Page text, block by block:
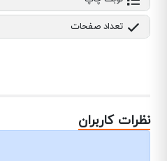
تعداد صفحات
نظرات کاربران